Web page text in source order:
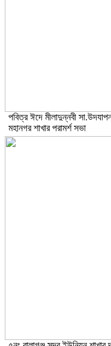
পবিত্র ঈদে মীলাদুন্নবী
মহানগর শাখার পরামর্শ সভা